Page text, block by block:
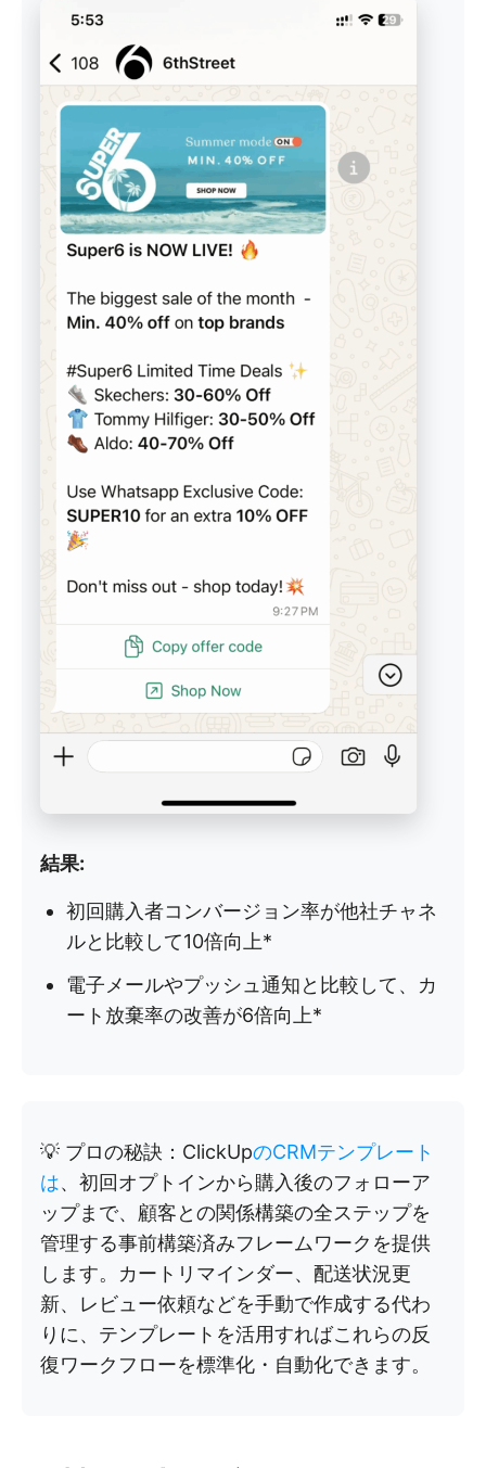
結果:
初回購入者コンバージョン率が他社チャネ
ルと比較して10倍向上*
電子メールやプッシュ通知と比較して、カ
ート放棄率の改善が6倍向上*
💡 プロの秘訣：ClickUpのCRMテンプレート
は、初回オプトインから購入後のフォローア
ップまで、顧客との関係構築の全ステップを
管理する事前構築済みフレームワークを提供
します。カートリマインダー、配送状況更
新、レビュー依頼などを手動で作成する代わ
りに、テンプレートを活用すればこれらの反
復ワークフローを標準化・自動化できます。